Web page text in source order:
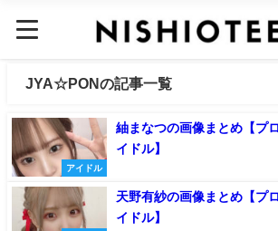
JYA☆PONの記事一覧
アイドル
紬まなつの画像まとめ【プ
イドル】
天野有紗の画像まとめ【プ
イドル】